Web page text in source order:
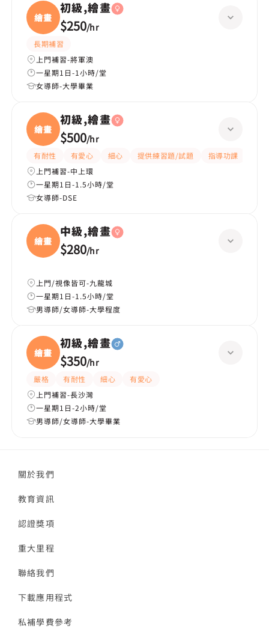
繪畫
初級,繪畫
$250/hr
長期補習
上門補習-將軍澳
一星期1日-1小時/堂
女導師-大學畢業
繪畫
初級,繪畫
$500/hr
有耐性 有愛心 細心 提供練習題/試題 指導功課
上門補習-中上環
一星期1日-1.5小時/堂
女導師-DSE
繪畫
中級,繪畫
$280/hr
上門/視像皆可-九龍城
一星期1日-1.5小時/堂
男導師/女導師-大學程度
繪畫
初級,繪畫
$350/hr
嚴格 有耐性 細心
有愛心
上門補習-長沙灣
一星期1日-2小時/堂
男導師/女導師-大學畢業
關於我們
教育資訊
認證獎項
重大里程
聯絡我們
下載應用程式
私補學費參考